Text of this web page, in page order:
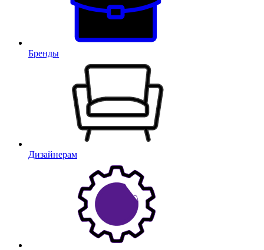
Бренды
Дизайнерам